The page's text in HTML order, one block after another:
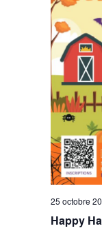
Happy
25 octobre